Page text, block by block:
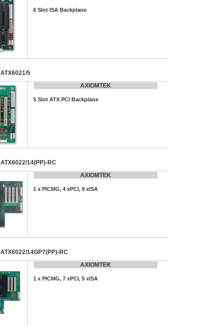
6 Slot ISA Backplane
ATX6021/5
AXIOMTEK
5 Slot ATX PCI Backplane
ATX6022/14(PP)-RC
AXIOMTEK
1 x PICMG, 4 xPCI, 9 xISA
ATX6022/14GP7(PP)-RC
AXIOMTEK
1 x PICMG, 7 xPCI, 5 xISA